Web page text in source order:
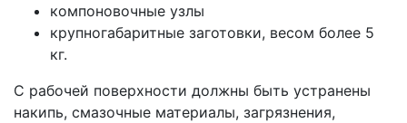
компоновочные узлы
крупногабаритные заготовки, весом более 5
кг.
С рабочей поверхности должны быть устранены
накипь, смазочные материалы, загрязнения,